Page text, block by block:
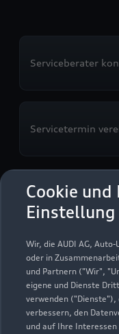
Cookie
Einstellung
Wir, die AUDI AG,
oder in
und Partnern ("Wir",
eigene und Dienste
verwenden ("Dienste"),
verbessern, den
und auf Ihre
Serviceberater
Servicetermin
Autohaus